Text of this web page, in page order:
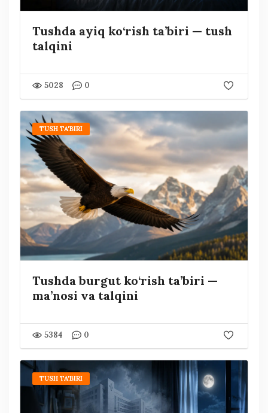
Tushda ayiq ko‘rish ta’biri — tush
talqini
5028 0
TUSH TA'BIRI
Tushda burgut ko‘rish ta’biri —
ma’nosi va talqini
5384 0
TUSH TA'BIRI